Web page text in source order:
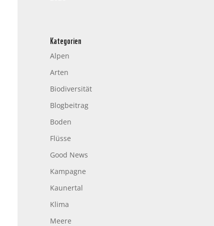
Kategorien
Alpen
Arten
Biodiversität
Blogbeitrag
Boden
Flüsse
Good News
Kampagne
Kaunertal
Klima
Meere